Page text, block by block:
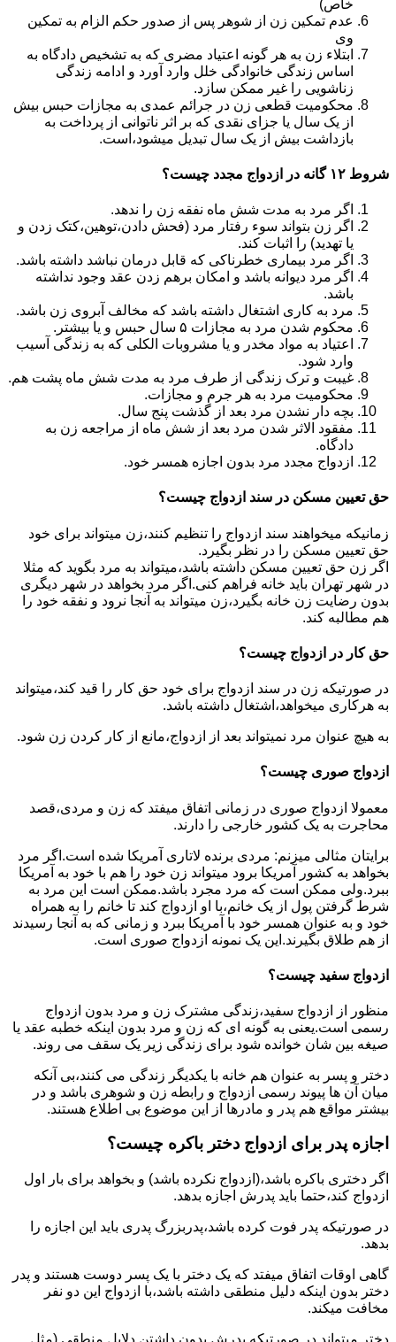
خاص)
عدم تمکین زن از شوهر پس از صدور حکم الزام به تمکین
وی
ابتلاء زن به هر گونه اعتیاد مضری که به تشخیص دادگاه به
اساس زندگی خانوادگی خلل وارد آورد و ادامه زندگی
زناشویی را غیر ممکن سازد.
محکومیت قطعی زن در جرائم عمدی به مجازات حبس بیش
از یک سال یا جزای نقدی که بر اثر ناتوانی از پرداخت به
بازداشت بیش از یک سال تبدیل می‎شود،است.
شروط ۱۲ گانه در ازدواج مجدد چیست؟
اگر مرد به مدت شش ماه نفقه زن را ندهد.
اگر زن بتواند سوء رفتار مرد (فحش دادن،توهین،کتک زدن و
یا تهدید) را اثبات کند.
اگر مرد بیماری خطرناکی که قابل درمان نباشد داشته باشد.
اگر مرد دیوانه باشد و امکان برهم زدن عقد وجود نداشته
باشد.
مرد به کاری اشتغال داشته باشد که مخالف آبروی زن باشد.
محکوم شدن مرد به مجازات ۵ سال حبس و یا بیشتر.
اعتیاد به مواد مخدر و یا مشروبات الکلی که به زندگی آسیب
وارد شود.
غیبت و ترک زندگی از طرف مرد به مدت شش ماه پشت هم.
محکومیت مرد به هر جرم و مجازات.
بچه دار نشدن مرد بعد از گذشت پنج سال.
مفقود الاثر شدن مرد بعد از شش ماه از مراجعه زن به
دادگاه.
ازدواج مجدد مرد بدون اجازه همسر خود.
حق تعیین مسکن در سند ازدواج چیست؟
زمانیکه میخواهند سند ازدواج را تنظیم کنند،زن میتواند برای خود
حق تعیین مسکن را در نظر بگیرد.
اگر زن حق تعیین مسکن داشته باشد،میتواند به مرد بگوید که مثلا
در شهر تهران باید خانه فراهم کنی.اگر مرد بخواهد در شهر دیگری
بدون رضایت زن خانه بگیرد،زن میتواند به آنجا نرود و نفقه خود را
هم مطالبه کند.
حق کار در ازدواج چیست؟
در صورتیکه زن در سند ازدواج برای خود حق کار را قید کند،میتواند
به هرکاری میخواهد،اشتغال داشته باشد.
به هیچ عنوان مرد نمیتواند بعد از ازدواج،مانع از کار کردن زن شود.
ازدواج صوری چیست؟
معمولا ازدواج صوری در زمانی اتفاق میفتد که زن و مردی،قصد
محاجرت به یک کشور خارجی را دارند.
برایتان مثالی میزنم: مردی برنده لاتاری آمریکا شده است.اگر مرد
بخواهد به کشور آمریکا برود میتواند زن خود را هم با خود به آمریکا
ببرد.ولی ممکن است که مرد مجرد باشد.ممکن است این مرد به
شرط گرفتن پول از یک خانم،با او ازدواج کند تا خانم را به همراه
خود و به عنوان همسر خود با آمریکا ببرد و زمانی که به آنجا رسیدند
از هم طلاق بگیرند.این یک نمونه ازدواج صوری است.
ازدواج سفید چیست؟
منظور از ازدواج سفید،زندگی مشترک زن و مرد بدون ازدواج
رسمی است.یعنی به گونه ای که زن و مرد بدون اینکه خطبه عقد یا
صیغه بین شان خوانده شود برای زندگی زیر یک سقف می روند.
دختر و پسر به عنوان هم خانه با یکدیگر زندگی می کنند،بی آنکه
میان آن ها پیوند رسمی ازدواج و رابطه زن و شوهری باشد و در
بیشتر مواقع هم پدر و مادرها از این موضوع بی اطلاع هستند.
اجازه پدر برای ازدواج دختر باکره چیست؟
اگر دختری باکره باشد،(ازدواج نکرده باشد) و بخواهد برای بار اول
ازدواج کند،حتما باید پدرش اجازه بدهد.
در صورتیکه پدر فوت کرده باشد،پدربزرگ پدری باید این اجازه را
بدهد.
گاهی اوقات اتفاق میفتد که یک دختر با یک پسر دوست هستند و پدر
دختر بدون اینکه دلیل منطقی داشته باشد،با ازدواج این دو نفر
مخافت میکند.
دختر میتواند در صورتیکه پدرش بدون داشتن دلایل منطقی (مثل